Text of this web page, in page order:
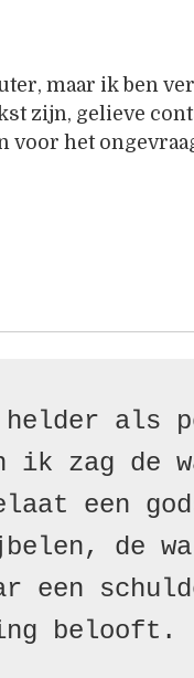
maar ik ben
zijn, gelieve
voor het
als
ik zag de
een
de
een
belooft.